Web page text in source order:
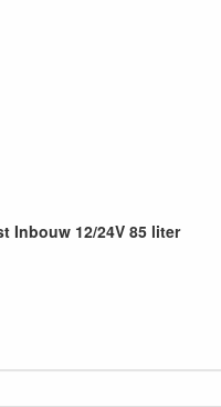
Inbouw 12/24V 85 liter